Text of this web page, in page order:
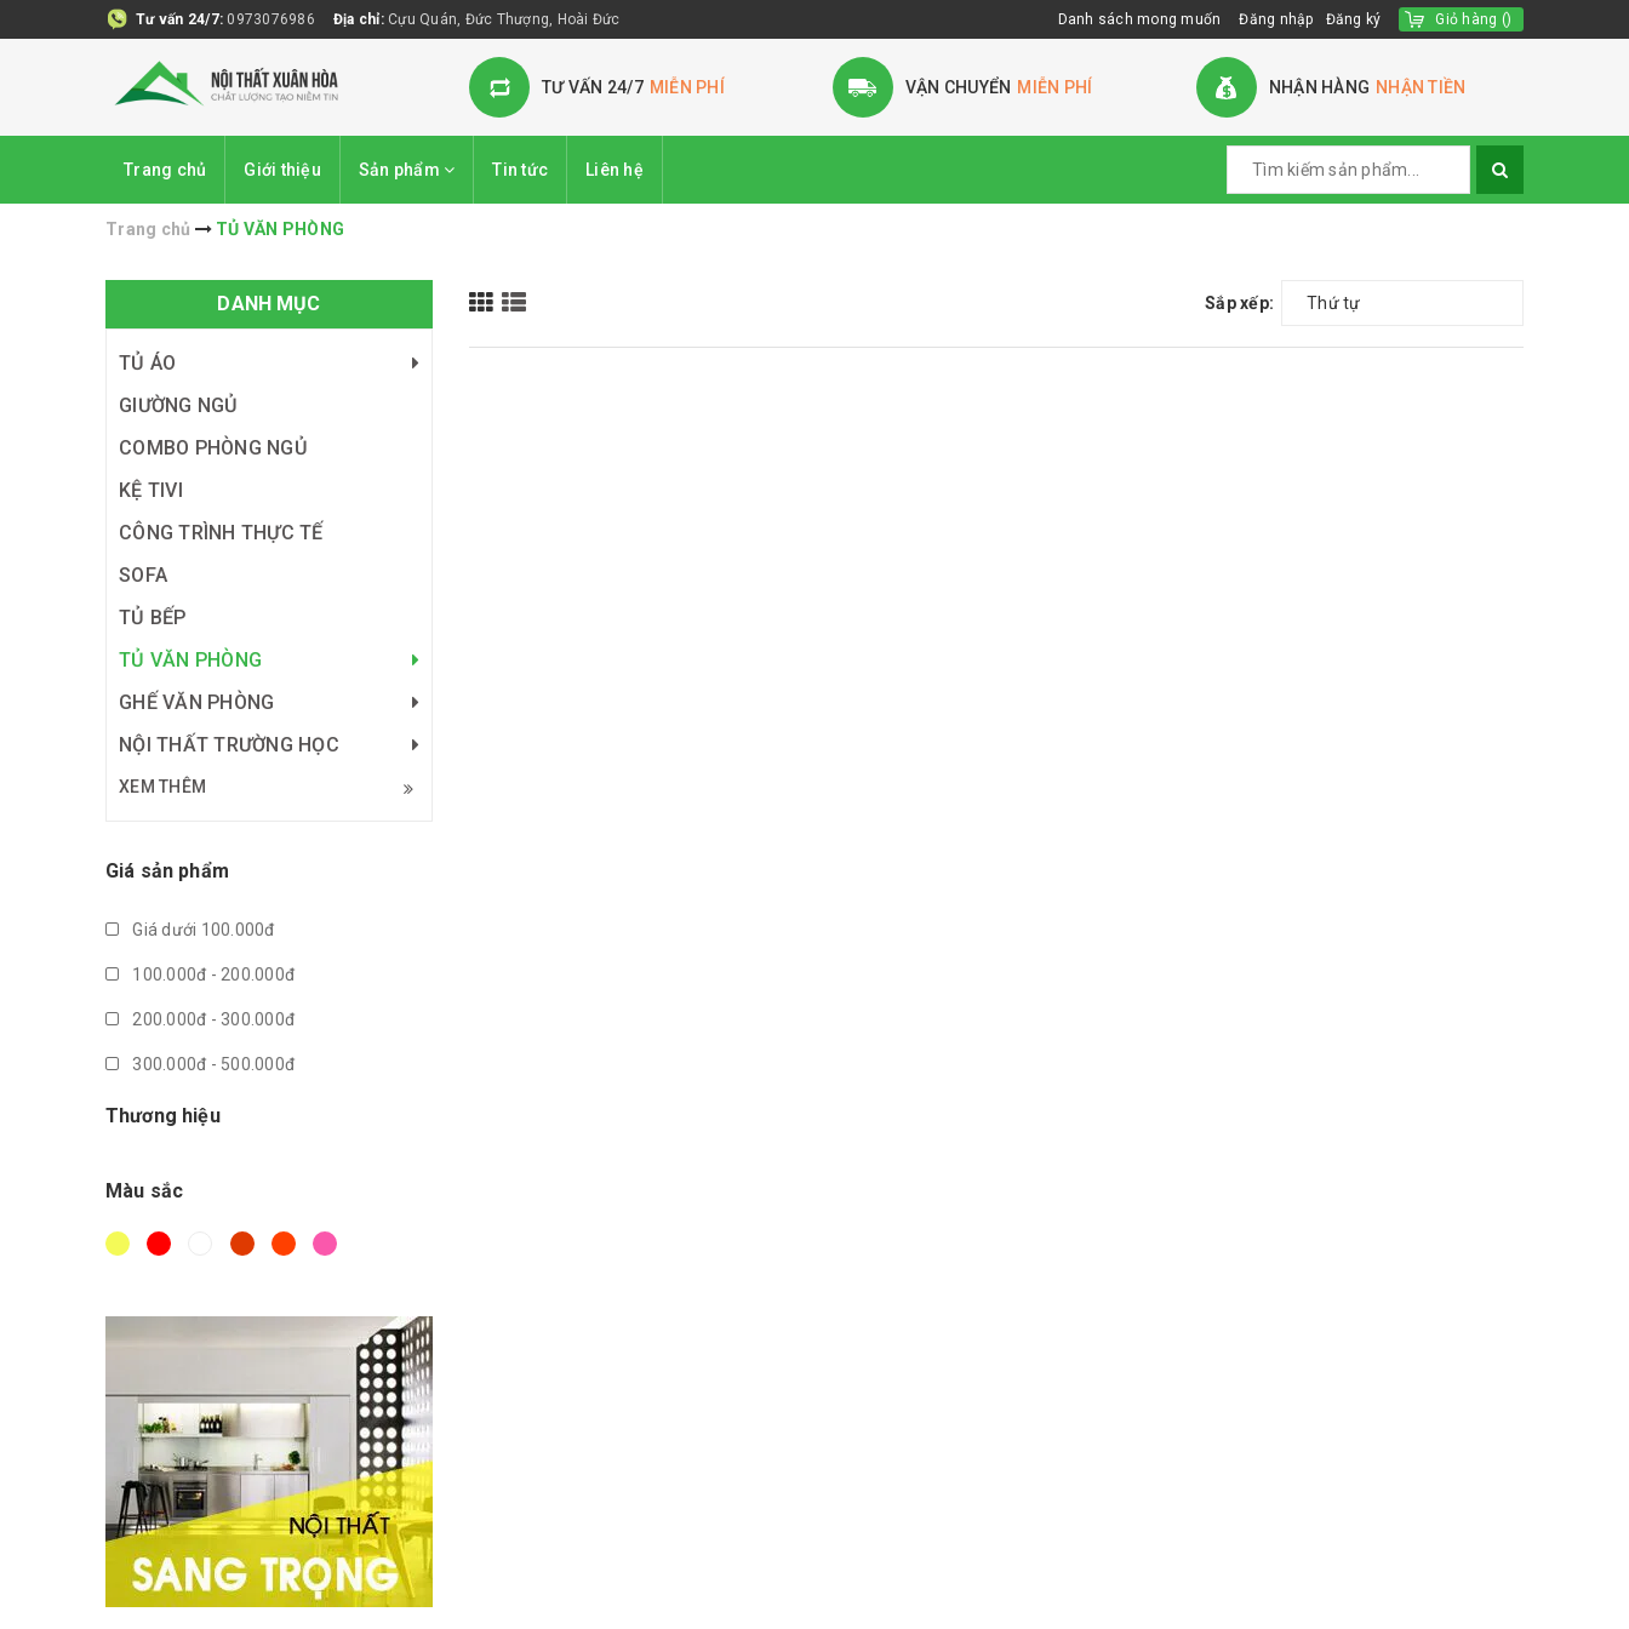
Tư vấn 24/7: 0973076986 Địa chỉ: Cựu Quán, Đức Thượng, Hoài Đức Danh sách mong muốn Đăng nhập Đăng ký Giỏ hàng ()
TƯ VẤN 24/7 MIỄN PHÍ VẬN CHUYỂN MIỄN PHÍ NHẬN HÀNG NHẬN TIỀN
Trang chủ Giới thiệu Sản phẩm Tin tức Liên hệ
Trang chủ TỦ VĂN PHÒNG
Sắp xếp: Thứ tự
DANH MỤC
TỦ ÁO
GIƯỜNG NGỦ
COMBO PHÒNG NGỦ
KỆ TIVI
CÔNG TRÌNH THỰC TẾ
SOFA
TỦ BẾP
TỦ VĂN PHÒNG
GHẾ VĂN PHÒNG
NỘI THẤT TRƯỜNG HỌC
XEM THÊM
Giá sản phẩm
Giá dưới 100.000đ
100.000đ - 200.000đ
200.000đ - 300.000đ
300.000đ - 500.000đ
500.000đ - 1.000.000đ
Thương hiệu
Màu sắc